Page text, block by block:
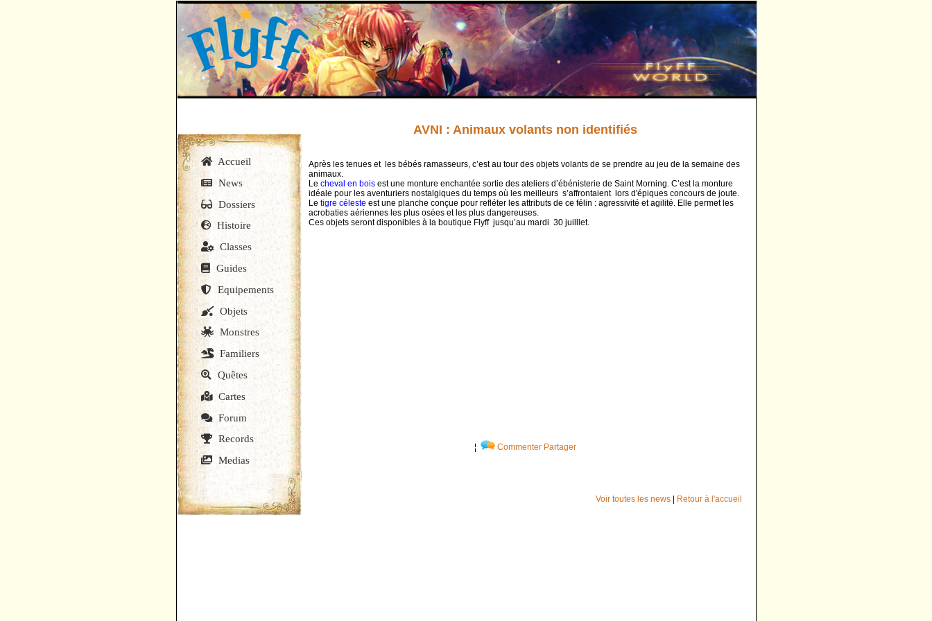
Accueil
News
Dossiers
Histoire
Classes
Guides
Equipements
Objets
Monstres
Familiers
Quêtes
Cartes
Forum
Records
Medias
AVNI : Animaux volants non identifiés
Après les tenues et les bébés ramasseurs, c’est au tour des objets volants de se prendre au jeu de la semaine des
animaux.
Le cheval en boisest une monture enchantée sortie des ateliers d’ébénisterie de Saint Morning. C’est la monture
idéale pour les aventuriers nostalgiques du temps où les meilleurs s’affrontaient lors d'épiques concours de joute.
Le tigre céleste est une planche conçue pour refléter les attributs de ce félin : agressivité et agilité. Elle permet les
acrobaties aériennes les plus osées et les plus dangereuses.
Ces objets seront disponibles à la boutique Flyff jusqu’au mardi 30 juilllet.
¦ Commenter Partager
Voir toutes les news| Retour à l'accueil